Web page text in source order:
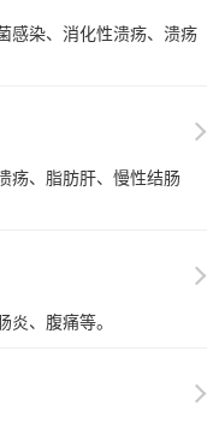
感染、消化性溃疡、溃疡
疡、脂肪肝、慢性结肠
炎、腹痛等。